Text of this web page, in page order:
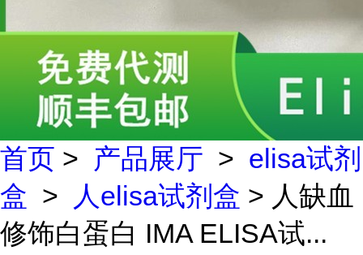
首页 > 产品展厅 > elisa试剂
盒 > 人elisa试剂盒 > 人缺血
修饰白蛋白 IMA ELISA试...